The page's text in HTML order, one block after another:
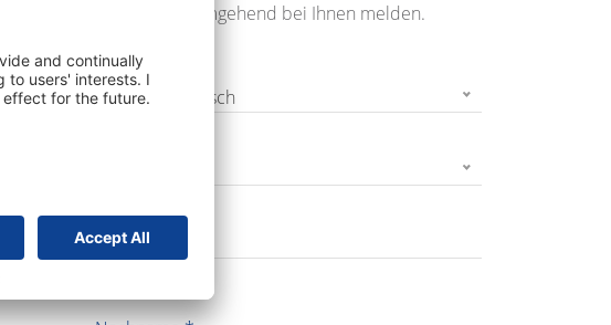
werden uns umgehend bei Ihnen melden.
Ihr Terminwunsch
Vorname *